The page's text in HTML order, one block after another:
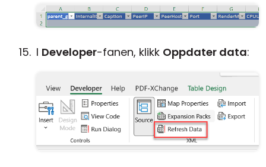
I Developer-fanen, klikk Oppdater data: